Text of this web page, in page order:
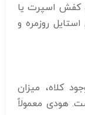
کفش اسپرت یا
روزمره و
کلاه، میزان
هودی معمولاً